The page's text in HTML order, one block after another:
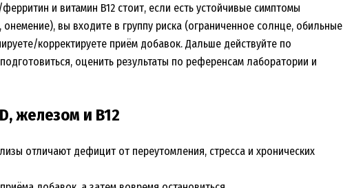
и витамин B12 стоит, если есть устойчивые симптомы
онемение), вы входите в группу риска (ограниченное солнце, обильные
корректируете приём добавок. Дальше действуйте по
оценить результаты по референсам лаборатории и
железом и B12
отличают дефицит от переутомления, стресса и хронических